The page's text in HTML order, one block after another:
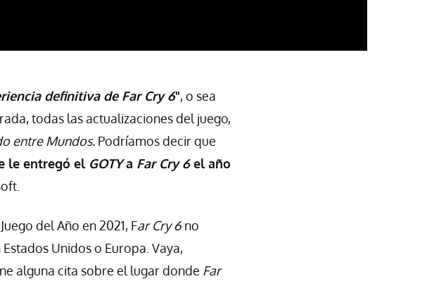
definitiva de Far Cry 6", o sea
todas las actualizaciones del juego,
entre Mundos. Podríamos decir que
le entregó el GOTYa Far Cry 6el año
del Año en 2021, Far Cry 6 no
Unidos o Europa. Vaya,
alguna cita sobre el lugar donde Far